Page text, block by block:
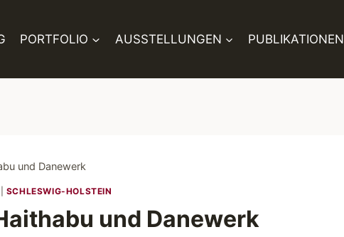
PORTFOLIO AUSSTELLUNGEN PUBLIKATIONEN
und Danewerk
SCHLESWIG-HOLSTEIN
und Danewerk